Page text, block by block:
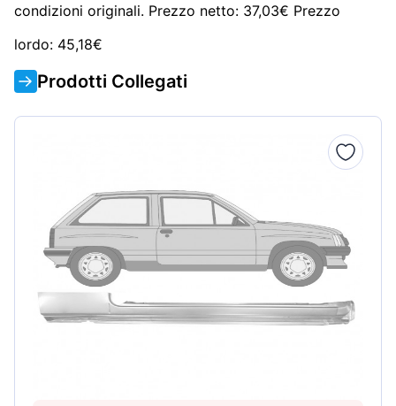
condizioni originali. Prezzo netto: 37,03€ Prezzo
lordo: 45,18€
Prodotti Collegati